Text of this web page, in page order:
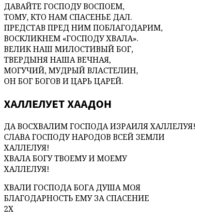
ДАВАЙТЕ ГОСПОДУ ВОСПОЕМ,
ТОМУ, КТО НАМ СПАСЕНЬЕ ДАЛ.
ПРЕДСТАВ ПРЕД НИМ ПОБЛАГОДАРИМ,
ВОСКЛИКНЕМ «ГОСПОДУ ХВАЛА».
ВЕЛИК НАШ МИЛОСТИВЫЙ БОГ,
ТВЕРДЫНЯ НАША ВЕЧНАЯ,
МОГУЧИЙ, МУДРЫЙ ВЛАСТЕЛИН,
ОН БОГ БОГОВ И ЦАРЬ ЦАРЕЙ.
ХАЛЛЕЛУЕТ ХААДОН
ДА ВОСХВАЛИМ ГОСПОДА ИЗРАИЛЯ ХАЛЛЕЛУЯ!
СЛАВА ГОСПОДУ НАРОДОВ ВСЕЙ ЗЕМЛИ
ХАЛЛЕЛУЯ!
ХВАЛА БОГУ ТВОЕМУ И МОЕМУ
ХАЛЛЕЛУЯ!
ХВАЛИ ГОСПОДА БОГА ДУША МОЯ
БЛАГОДАРНОСТЬ ЕМУ ЗА СПАСЕНИЕ
2Х